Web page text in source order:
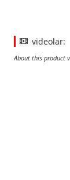
videolar:
About this product